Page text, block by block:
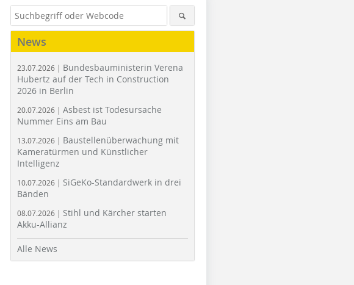
News
23.07.2026 | Bundesbauministerin Verena
Hubertz auf der Tech in Construction
2026 in Berlin
20.07.2026 | Asbest ist Todesursache
Nummer Eins am Bau
13.07.2026 | Baustellenüberwachung mit
Kameratürmen und Künstlicher
Intelligenz
10.07.2026 | SiGeKo-Standardwerk in drei
Bänden
08.07.2026 | Stihl und Kärcher starten
Akku-Allianz
Alle News